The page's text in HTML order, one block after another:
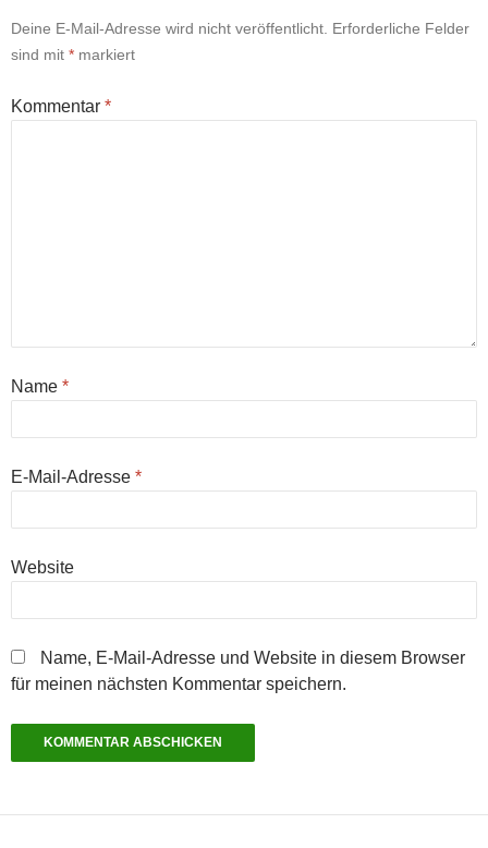
Deine E-Mail-Adresse wird nicht veröffentlicht. Erforderliche Felder
sind mit * markiert
Kommentar *
Name *
E-Mail-Adresse *
Website
Name, E-Mail-Adresse und Website in diesem Browser
für meinen nächsten Kommentar speichern.